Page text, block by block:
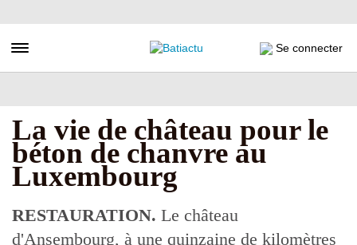
au
principal
Toggle navigation Se connecter
La vie de château pour le
béton de chanvre au
Luxembourg
RESTAURATION. Le château
d'Ansembourg, à une quinzaine de kilomètres